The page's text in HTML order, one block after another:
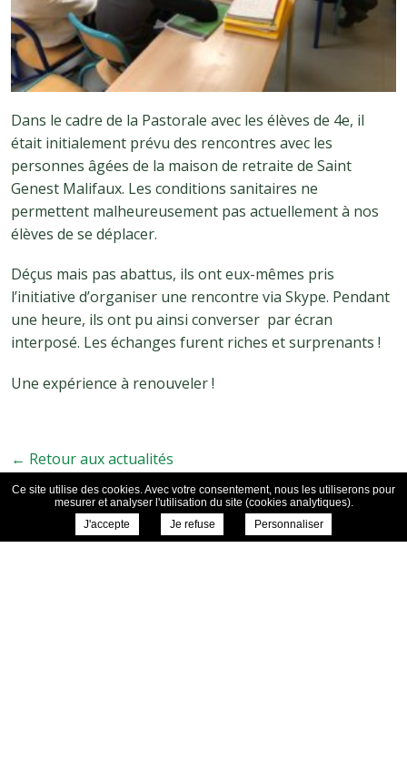
Dans le cadre de la Pastorale avec les élèves de 4e, il
était initialement prévu des rencontres avec les
personnes âgées de la maison de retraite de Saint
Genest Malifaux. Les conditions sanitaires ne
permettent malheureusement pas actuellement à nos
élèves de se déplacer.
Déçus mais pas abattus, ils ont eux-mêmes pris
l’initiative d’organiser une rencontre via Skype. Pendant
une heure, ils ont pu ainsi converser par écran
interposé. Les échanges furent riches et surprenants !
Une expérience à renouveler !
← Retour aux actualités
Ce site utilise des cookies. Avec votre consentement, nous les utiliserons pour
mesurer et analyser l'utilisation du site (cookies analytiques).
J'accepte
Je refuse Personnaliser